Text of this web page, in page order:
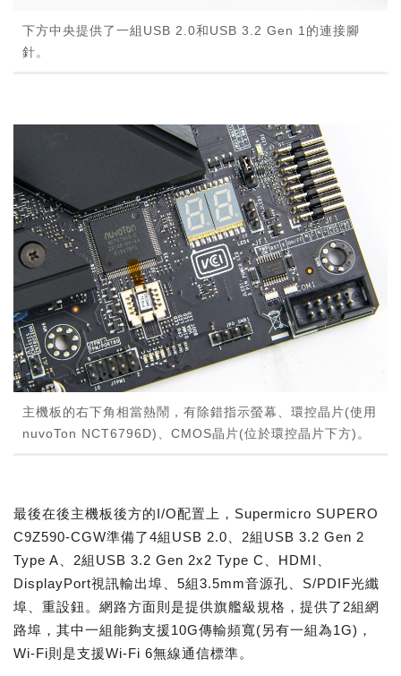
下方中央提供了一組USB 2.0和USB 3.2 Gen 1的連接腳
針。
主機板的右下角相當熱鬧，有除錯指示螢幕、環控晶片(使用
nuvoTon NCT6796D)、CMOS晶片(位於環控晶片下方)。
最後在後主機板後方的I/O配置上，Supermicro SUPERO
C9Z590-CGW準備了4組USB 2.0、2組USB 3.2 Gen 2
Type A、2組USB 3.2 Gen 2x2 Type C、HDMI、
DisplayPort視訊輸出埠、5組3.5mm音源孔、S/PDIF光纖
埠、重設鈕。網路方面則是提供旗艦級規格，提供了2組網
路埠，其中一組能夠支援10G傳輸頻寬(另有一組為1G)，
Wi-Fi則是支援Wi-Fi 6無線通信標準。